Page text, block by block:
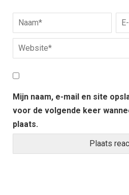
Mijn naam, e-mail en site
voor de volgende keer
plaats.